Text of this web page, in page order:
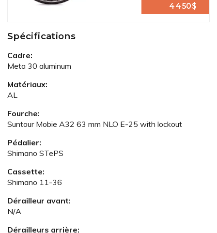
4450$
Spécifications
Cadre:
Meta 30 aluminum
Matériaux:
AL
Fourche:
Suntour Mobie A32 63 mm NLO E-25 with lockout
Pédalier:
Shimano STePS
Cassette:
Shimano 11-36
Dérailleur avant:
N/A
Dérailleurs arrière: